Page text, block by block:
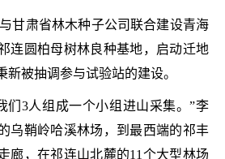
甘肃省林木种子公司联合建设青海
连圆柏母树林良种基地，启动迁地
被抽调参与试验站的建设。
们3人组成一个小组进山采集。”李
乌鞘岭哈溪林场，到最西端的祁丰
廊，在祁连山北麓的11个大型林场